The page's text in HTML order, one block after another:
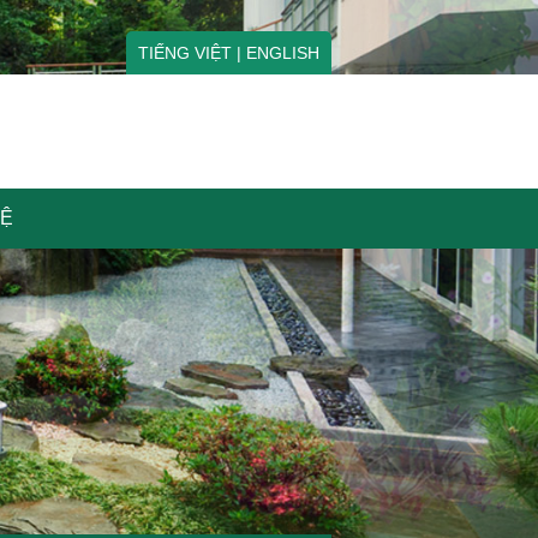
TIẾNG VIỆT | ENGLISH